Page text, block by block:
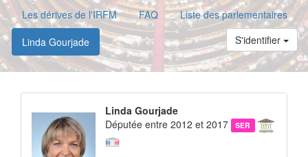
Les dérives de l'IRFM
FAQ
Liste des parlementaires
Linda Gourjade
S'identifier
Linda Gourjade
Députée entre 2012 et 2017
SER